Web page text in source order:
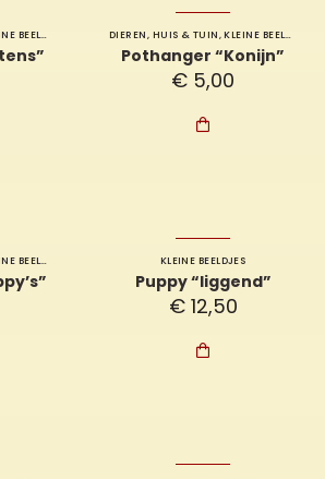
BEELDJES DIEREN, HUIS & TUIN,KLEINE BEELDJES
Pothanger “Konijn”
€ 5,00

BEELDJES KLEINE BEELDJES
Puppy “liggend”
€12,50
